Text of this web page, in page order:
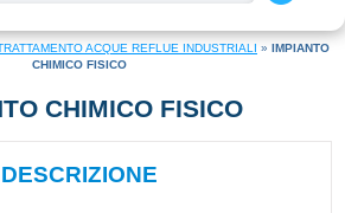
ACQUE REFLUE INDUSTRIALI » IMPIANTO
CHIMICO FISICO
CHIMICO FISICO
DESCRIZIONE